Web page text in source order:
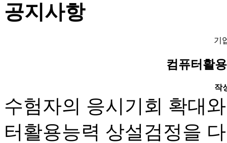
공지사항
기
컴퓨터활
작
수험자의 응시기회 확대
터활용능력 상설검정을